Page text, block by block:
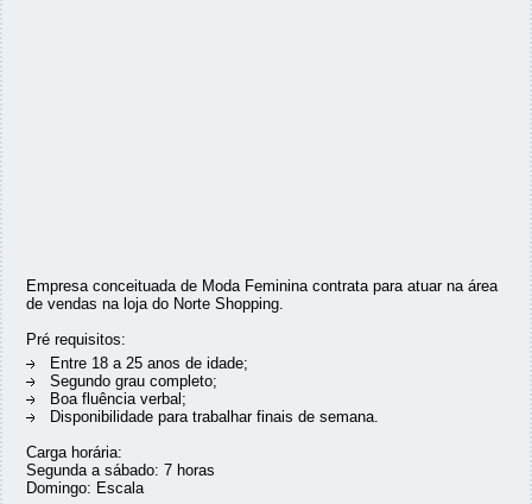
Empresa conceituada de Moda Feminina contrata para atuar na área
de vendas na loja do Norte Shopping.
Pré requisitos:
Entre 18 a 25 anos de idade;
Segundo grau completo;
Boa fluência verbal;
Disponibilidade para trabalhar finais de semana.
Carga horária:
Segunda a sábado: 7 horas
Domingo: Escala